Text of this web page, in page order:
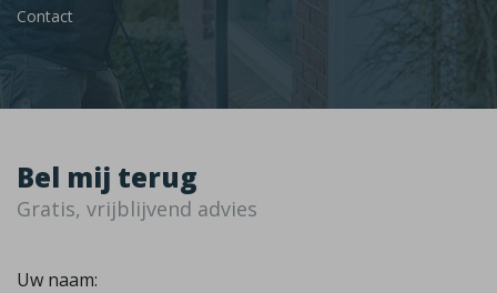
Contact
Bel mij terug
Gratis, vrijblijvend advies
Uw naam: